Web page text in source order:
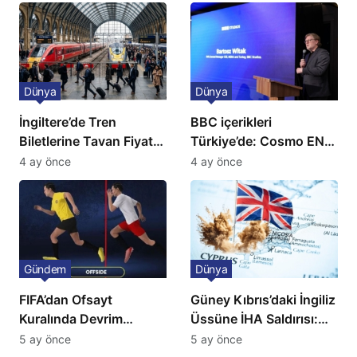
İngiltere’de Tren
Biletlerine Tavan Fiyat:
Ulaşımda Yeni
Düzenleme
Dünya
4 ay önce
BBC içerikleri
Türkiye’de: Cosmo EN
ve BBC Player yayında
Dünya
4 ay önce
FIFA’dan Ofsayt
Kuralında Devrim
Niteliğinde Onay
Gündem
5 ay önce
Güney Kıbrıs’daki İngiliz
Üssüne İHA Saldırısı:
Patlama, Sirenler ve
Dünya
5 ay önce